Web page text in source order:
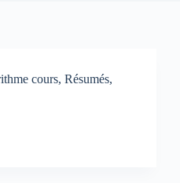
cours, Résumés,